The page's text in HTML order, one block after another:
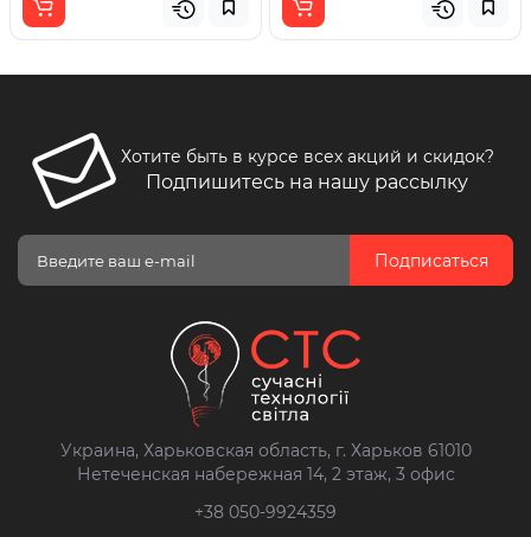
Хотите быть в курсе всех акций и скидок?
Подпишитесь на нашу рассылку
Подписаться
Украина, Харьковская область, г. Харьков 61010
Нетеченская набережная 14, 2 этаж, 3 офис
+38 050-9924359